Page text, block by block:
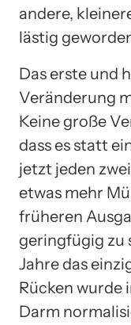
andere,
lästig
Das erste und
Veränderung
Keine große
dass es statt
jetzt jeden
etwas mehr
früheren
geringfügig zu
Jahre das
Rücken wurde
Darm